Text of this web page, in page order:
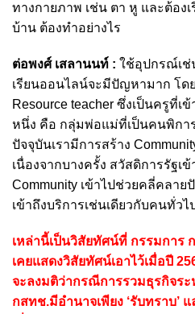
ทางกายภาพ เช่น ตา หู และต้อง
บ้าน ต้องทำอย่างไร
ต่อพงศ์ เสลานนท์ : ใช้อุปกรณ์เช่
เรียนออนไลน์จะมีปัญหามาก โด
Resource teacher ซึ่งเป็นครูที่
หนึ่ง คือ กลุ่มพ่อแม่ที่เป็นคนพิกา
ปัจจุบันเรามีการสร้าง
เนื่องจากบางครั้ง สวัสดิการรัฐเ
Community เข้าไปช่วยคลี่คลา
เข้าถึงบริการเช่นเดียวกับคนทั่วไป
เหล่านี้เป็นวิสัยทัศน์ที่ กรรมการ
เคยแสดงวิสัยทัศน์เอาไว้เมื่อปี
จะลงมติว่ากรณีการรวมธุรกิจระ
กสทช.มีอำนาจเพียง ‘รับทราบ’